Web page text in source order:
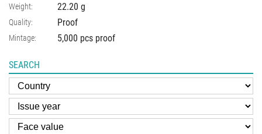
Weight: 22.20 g
Quality: Proof
Mintage: 5,000 pcs proof
SEARCH